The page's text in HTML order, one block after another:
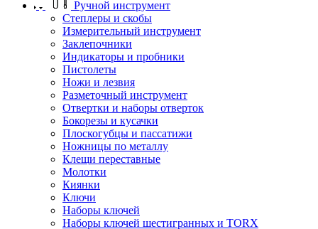
Ручной инструмент
Степлеры и скобы
Измерительный инструмент
Заклепочники
Индикаторы и пробники
Пистолеты
Ножи и лезвия
Разметочный инструмент
Отвертки и наборы отверток
Бокорезы и кусачки
Плоскогубцы и пассатижи
Ножницы по металлу
Клещи переставные
Молотки
Киянки
Ключи
Наборы ключей
Наборы ключей шестигранных и TORX